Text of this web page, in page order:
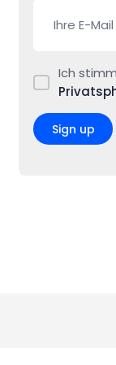
Ich
Sign up